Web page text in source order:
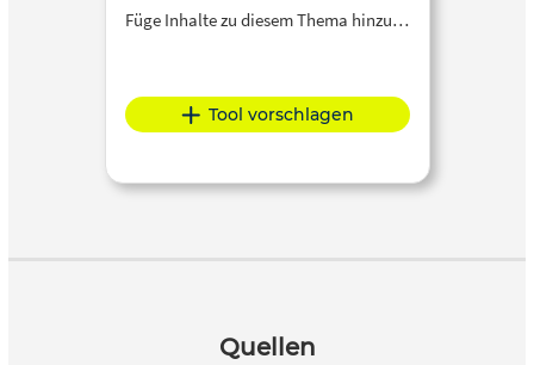
Füge Inhalte zu diesem Thema hinzu…
Tool vorschlagen
Quellen